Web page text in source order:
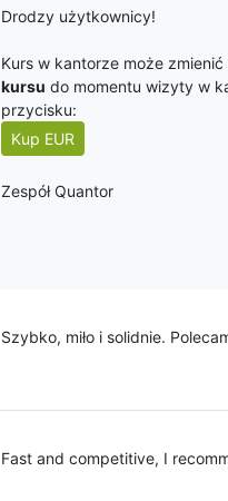
Drodzy użytkownicy!
Kurs w kantorze może
kursu do momentu wizyty w
przycisku:
Kup EUR
Zespół Quantor
Szybko, miło i solidnie.
Fast and competitive, I